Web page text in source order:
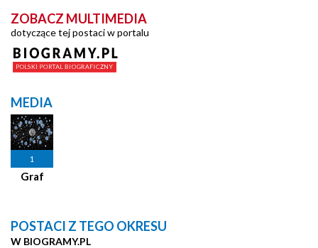
ZOBACZ MULTIMEDIA
dotyczące tej postaci w portalu
MEDIA
1
Graf
POSTACI Z TEGO OKRESU
W BIOGRAMY.PL